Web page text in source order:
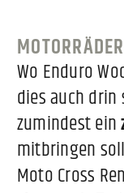
MOTORRÄDER
Wo Enduro
dies auch drin
zumindest ein
mitbringen
Moto Cross